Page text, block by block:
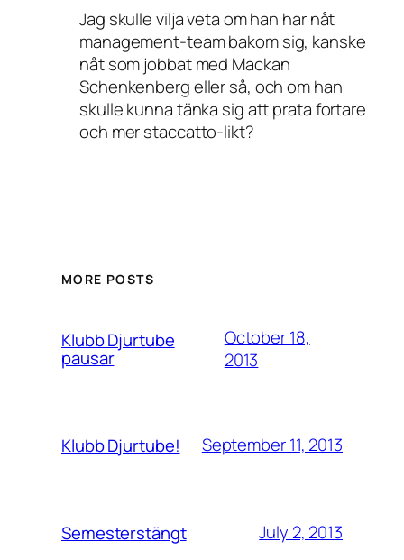
Jag skulle vilja veta om han har nåt
management-team bakom sig, kanske
nåt som jobbat med Mackan
Schenkenberg eller så, och om han
skulle kunna tänka sig att prata fortare
och mer staccatto-likt?
MORE POSTS
Klubb Djurtube
pausar
October 18,
2013
Klubb Djurtube! September 11, 2013
Semesterstängt July 2, 2013